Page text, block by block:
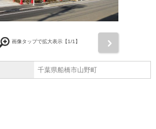
画像タップで拡大表示【1/1】
千葉県船橋市山野町